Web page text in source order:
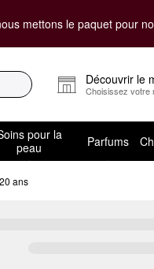
mettons le paquet pour
Découvrir le
Choisissez votre
pour la
peau
Parfums
ans